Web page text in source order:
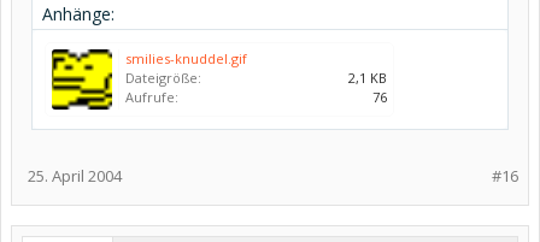
Anhänge:
smilies-knuddel.gif
Dateigröße:
2,1 KB
Aufrufe:
76
#16
25. April 2004